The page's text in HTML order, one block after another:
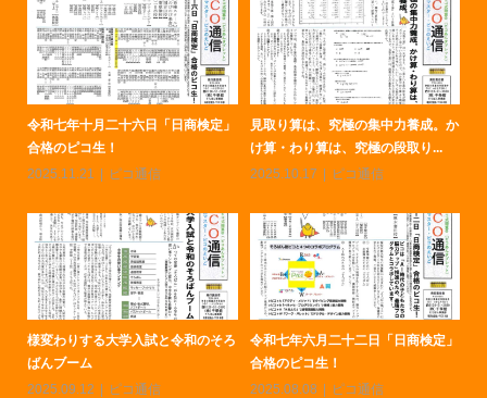
令和七年十月二十六日「日商検定」
合格のピコ生！
2025.11.21
ピコ通信
見取り算は、究極の集中力養成。か
け算・わり算は、究極の段取り...
2025.10.17
ピコ通信
様変わりする大学入試と令和のそろ
ばんブーム
2025.09.12
ピコ通信
令和七年六月二十二日「日商検定」
合格のピコ生！
2025.08.08
ピコ通信